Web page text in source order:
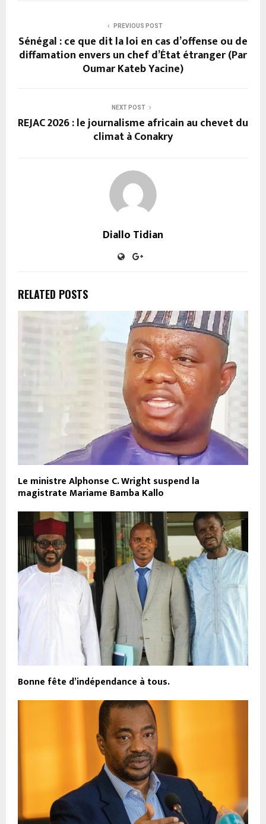
PREVIOUS POST
Sénégal : ce que dit la loi en cas d’offense ou de
diffamation envers un chef d’État étranger (Par
Oumar Kateb Yacine)
NEXT POST
REJAC 2026 : le journalisme africain au chevet du
climat à Conakry
Diallo Tidian
RELATED POSTS
Le ministre Alphonse C. Wright suspend la
magistrate Mariame Bamba Kallo
Bonne fête d’indépendance à tous.